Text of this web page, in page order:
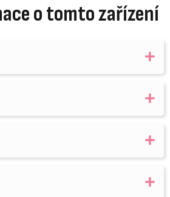
o tomto zařízení